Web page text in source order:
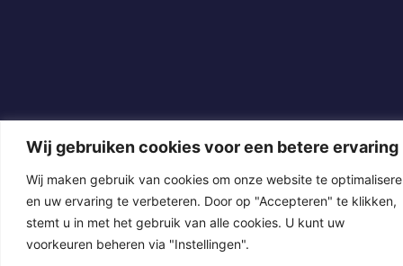
Wij gebruiken cookies voor een betere ervaring
Wij maken gebruik van cookies om onze website te
en uw ervaring te verbeteren. Door op "Accepteren" te klikken,
stemt u in met het gebruik van alle cookies. U kunt uw
voorkeuren beheren via "Instellingen".